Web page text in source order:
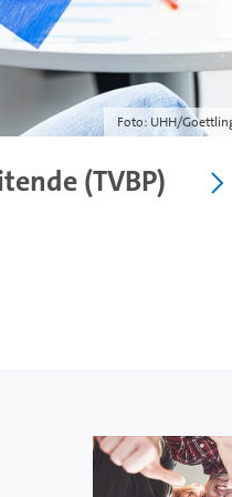
Foto: UHH/
(TVBP)